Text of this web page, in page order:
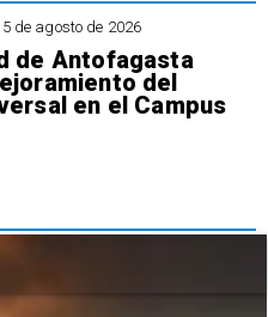
5 de agosto de 2026
de Antofagasta
del
en el Campus